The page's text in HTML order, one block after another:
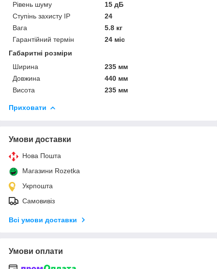
Рівень шуму
15 дБ
Ступінь захисту IP
24
Вага
5.8 кг
Гарантійний термін
24 міс
Габаритні розміри
Ширина
235 мм
Довжина
440 мм
Висота
235 мм
Приховати
Умови доставки
Нова Пошта
Магазини Rozetka
Укрпошта
Самовивіз
Всі умови доставки
Умови оплати